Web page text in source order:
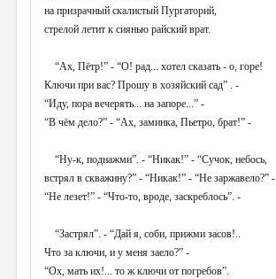
на призрачный скалистый Пургаторий,
стрелой летит к сиянью райский врат.
“Ах, Пётр!” - “О! рад... хотел сказать - о, горе!
Ключи при вас? Прошу в хозяйский сад” . -
“Иду, пора вечерять... на запоре...” -
“В чём дело?” - “Ах, заминка, Пьетро, брат!” -
“Ну-к, поднажми”. - “Никак!” - “Сучок, небось,
встрял в скважину?” - “Никак!” - “Не заржавело?” -
“Не лезет!” - “Что-то, вроде, заскреблось”. -
“Застрял”. - “Дай я, соби, прижми засов!..
Что за ключи, и у меня заело?” -
“Ох, мать их!... то ж ключи от погребов”.